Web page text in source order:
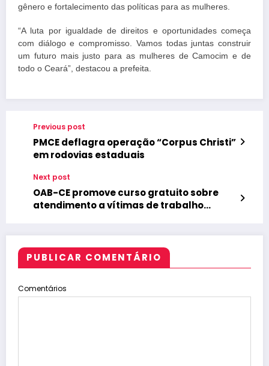
gênero e fortalecimento das políticas para as mulheres.
“A luta por igualdade de direitos e oportunidades começa
com diálogo e compromisso. Vamos todas juntas construir
um futuro mais justo para as mulheres de Camocim e de
todo o Ceará”, destacou a prefeita.
Previous post
PMCE deflagra operação “Corpus Christi”
em rodovias estaduais
Next post
OAB-CE promove curso gratuito sobre
atendimento a vítimas de trabalho
PUBLICAR COMENTÁRIO
Comentários